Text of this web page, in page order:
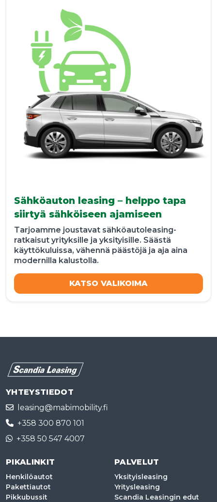
Sähköauton leasing – helppo tapa
siirtyä sähköiseen ajamiseen
Tarjoamme joustavat sähköautoleasing-
ratkaisut yrityksille ja yksityisille. Säästä
käyttökuluissa, vähennä päästöjä ja aja aina
modernilla kalustolla.
KATSO VALIKOIMA
YHTEYSTIEDOT
leasing@mabimobility.fi
+358 300 870 101
+358 50 547 4007
PIKALINKIT
Henkilöautot
Pakettiautot
Pikkubussit
PALVELUT
Yksityisleasing
Yritysleasing
Scandia Leasingin edut